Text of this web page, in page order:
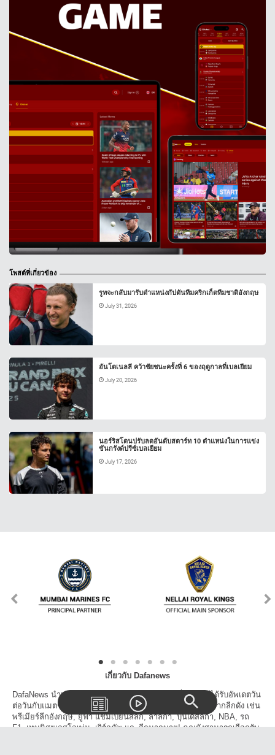
โพสต์ที่เกี่ยวข้อง
รูทจะกลับมารับตำแหน่งกัปตันทีมคริกเก็ตทีมชาติอังกฤษ
July 31, 2026
อันโตเนลลี คว้าชัยชนะครั้งที่ 6 ของฤดูกาลที่เบลเยียม
July 20, 2026
นอร์ริสโดนปรับลดอันดับสตาร์ท 10 ตำแหน่งในการแข่ง
ขันกรังด์ปรีซ์เบลเยียม
July 17, 2026
เกี่ยวกับ Dafanews
DafaNews นำเสนอข่าวเด่นข่าวดังทุกวงการกีฬาเพื่อให้คุณได้รับอัพเดตวัน
ต่อวันกับแมตช์, สกอร์, ตารางแข่งขัน และเรื่องราวน่าสนใจจากลีกดัง เช่น
พรีเมียร์ลีกอังกฤษ, ยูฟ่า แชมเปี้ยนส์ลีก, ลาลีก้า, บุนเดสลีก้า, NBA, รถ
F1, เทนนิสยูเอสโอเพ่น, เวิร์ลคัพ และอีกมากมาย! คุณยังสามารถเลือกรับ